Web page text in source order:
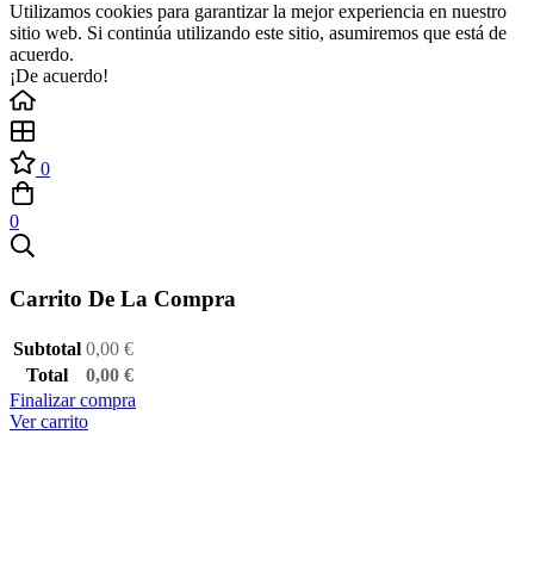
Utilizamos cookies para garantizar la mejor experiencia en nuestro
sitio web. Si continúa utilizando este sitio, asumiremos que está de
acuerdo.
¡De acuerdo!
0
0
Carrito De La Compra
Subtotal 0,00 €
Total
0,00 €
Finalizar compra
Ver carrito